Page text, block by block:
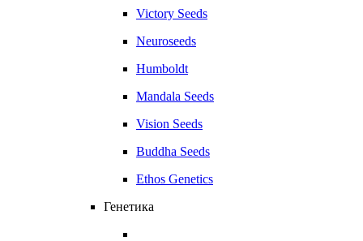
Victory Seeds
Neuroseeds
Humboldt
Mandala Seeds
Vision Seeds
Buddha Seeds
Ethos Genetics
Генетика